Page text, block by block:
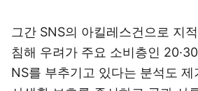
그간 SNS의 아킬레스건으로 지
침해 우려가 주요 소비층인 20·30
NS를 부추기고 있다는 분석도